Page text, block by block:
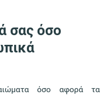
σας όσο
όσο αφορά τα